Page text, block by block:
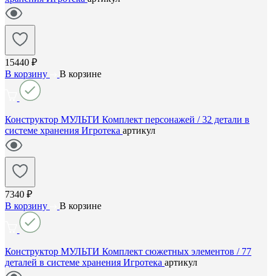
15440 ₽
В корзину
В корзине
Конструктор МУЛЬТИ Комплект персонажей / 32 детали в
системе хранения Игротека артикул
7340 ₽
В корзину
В корзине
Конструктор МУЛЬТИ Комплект сюжетных элементов / 77
деталей в системе хранения Игротека артикул